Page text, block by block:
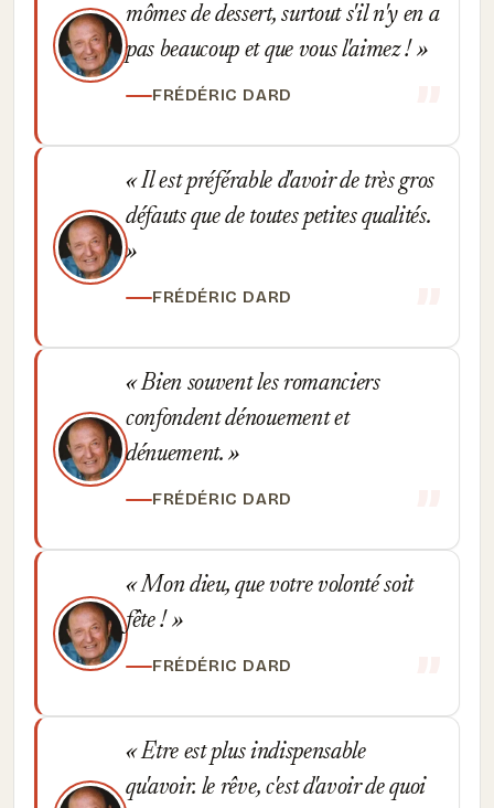
mômes de dessert, surtout s'il n'y en a
pas beaucoup et que vous l'aimez !
FRÉDÉRIC DARD
Il est préférable d'avoir de très gros
défauts que de toutes petites qualités.
FRÉDÉRIC DARD
Bien souvent les romanciers
confondent dénouement et
dénuement.
FRÉDÉRIC DARD
Mon dieu, que votre volonté soit
fête !
FRÉDÉRIC DARD
Etre est plus indispensable
qu'avoir. le rêve, c'est d'avoir de quoi